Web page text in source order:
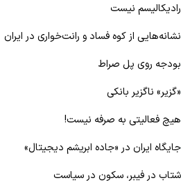
رادیکالیسم نیست
نشانه‌هایی از کوه فساد و رانت‌خواری در ایران
بودجه روی پل صراط
«گزیر» ناگزیر بانکی
هیچ فعالیتی به صرفه نیست!
جایگاه ایران در «جاده ابریشم دیجیتال»
شتاب در فیبر، سکون در سیاست